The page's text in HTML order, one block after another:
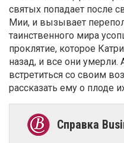
святых попадает после
Мии, и вызывает
таинственного мира
проклятие, которое
назад, и все они умерли.
встретиться со своим
рассказать ему о плоде